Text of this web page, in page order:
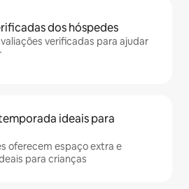
dos hóspedes
verificadas para ajudar
ideais para
oferecem espaço extra e
para crianças